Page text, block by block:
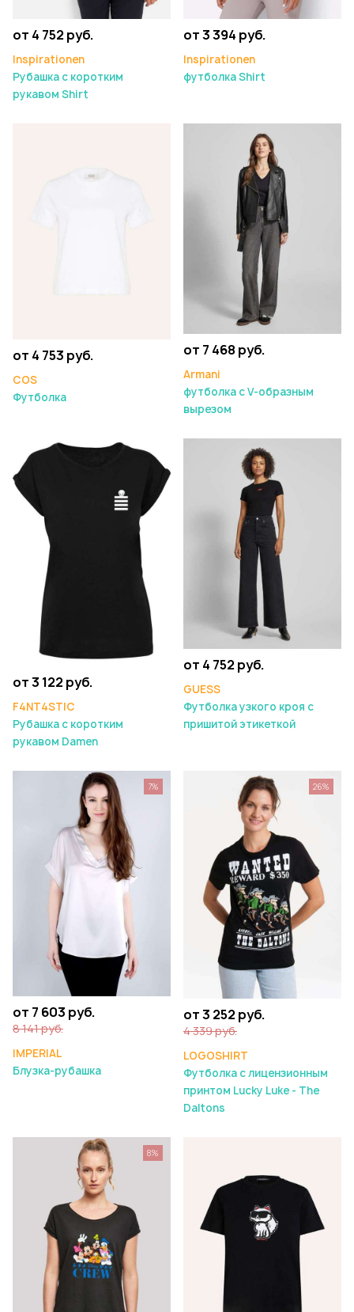
от 4 752 руб.
Inspirationen
Рубашка с коротким
рукавом Shirt
от 3 394 руб.
Inspirationen
футболка Shirt
от 4 753 руб.
COS
Футболка
от 7 468 руб.
Armani
футболка с V-образным
вырезом
от 3 122 руб.
F4NT4STIC
Рубашка с коротким
рукавом Damen
от 4 752 руб.
GUESS
Футболка узкого кроя с
пришитой этикеткой
от 7 603 руб.
8 141 руб.
IMPERIAL
Блузка-рубашка
7%
от 3 252 руб.
4 339 руб.
LOGOSHIRT
Футболка с лицензионным
принтом Lucky Luke - The
Daltons
26%
8%